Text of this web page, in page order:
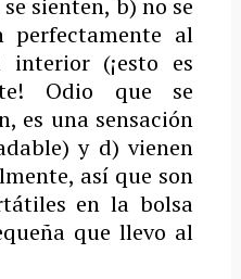
sienten, b) no se
perfectamente al
(¡esto es
Odio que se
es una sensación
y d) vienen
así que son
en la bolsa
que llevo al